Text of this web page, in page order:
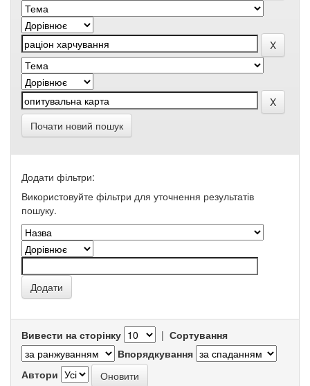
Почати новий пошук
Додати фільтри:
Використовуйте фільтри для уточнення результатів
пошуку.
Вивести на сторінку | Сортування
Впорядкування
Автори